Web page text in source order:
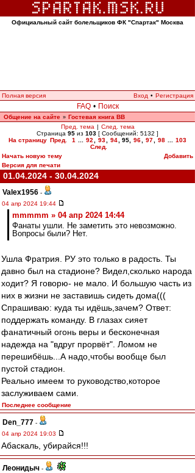
Официальный сайт болельщиков ФК "Спартак" Москва
Полная версия Вход • Регистрация
FAQ • Поиск
Общение на сайте » Гостевая книга ВВ
Пред. тема | След. тема
Страница 95 из 103 [ Сообщений: 5132 ]
На страницу Пред. 1 92 93 94 95 96 97 98
103
След.
Начать новую тему
Добавить
Версия для печати
01.04.2024 - 30.04.2024
Valex1956 -
04 апр 2024 19:44
mmmmm » 04 апр 2024 14:44
Фанаты ушли. Не заметить это невозможно.
Вопросы были? Нет.
Ушла Фратрия. РУ это только в радость. Ты
давно был на стадионе? Видел,сколько народа
ходит? Я говорю- не мало. И большую часть из
них в жизни не заставишь сидеть дома(((
Спрашиваю: куда ты идёшь,зачем? Ответ:
поддержать команду. В глазах сияет
фанатичный огонь веры и бесконечная
надежда на "вдруг прорвёт". Ломом не
перешибёшь...А надо,чтобы вообще был
пустой стадион.
Реально имеем то руководство,которое
заслуживаем сами.
Последнее сообщение
Den_777 -
04 апр 2024 19:03
Абаскаль, убирайся!!!
Леонидыч -